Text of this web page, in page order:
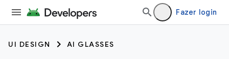
Fazer login
UI DESIGN AI GLASSES